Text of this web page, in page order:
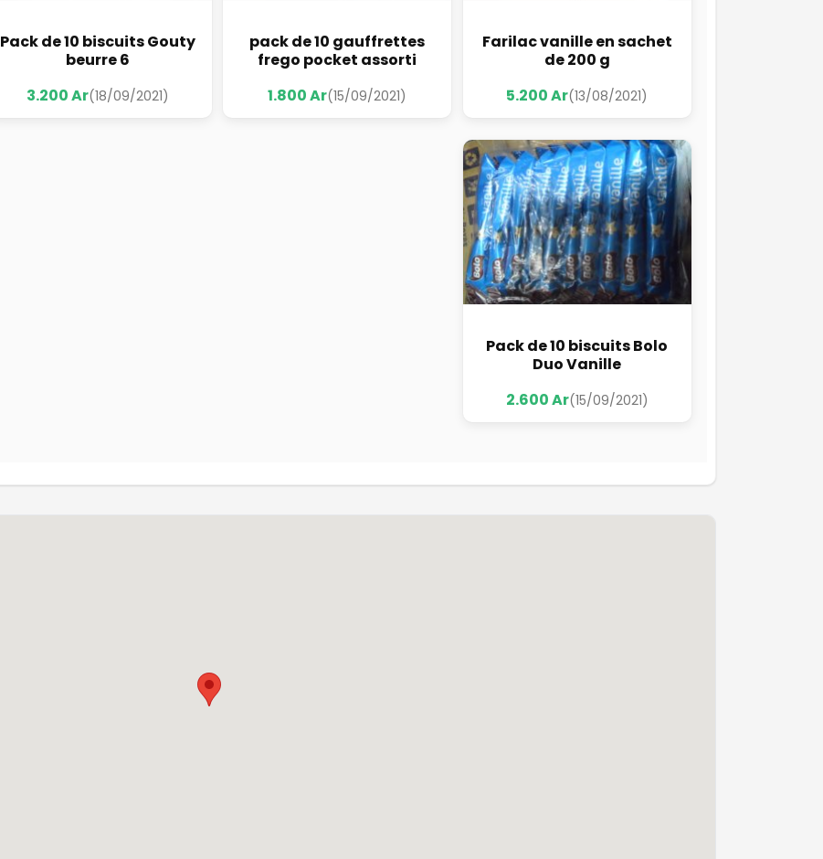
Pack de 10 biscuits Gouty
beurre 6
3.200 Ar(18/09/2021)
pack de 10 gauffrettes
frego pocket assorti
1.800 Ar(15/09/2021)
Farilac vanille en sachet
de 200 g
5.200 Ar(13/08/2021)
Pack de 10 biscuits Bolo
Duo Vanille
2.600 Ar(15/09/2021)